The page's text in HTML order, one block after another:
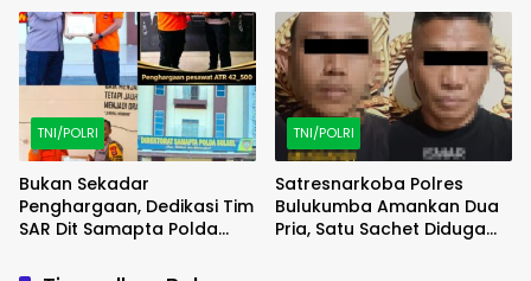
Hukum
TNI/POLRI
Bukan Sekadar
Penghargaan, Dedikasi Tim
SAR Dit Samapta Polda
42-500 Akhirnya
TNI/POLRI
Satresnarkoba Polres
Bulukumba Amankan Dua
Pria, Satu Sachet Diduga